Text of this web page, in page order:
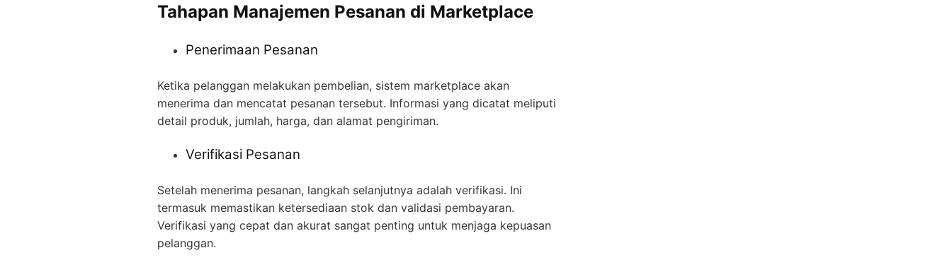
Tahapan Manajemen Pesanan di Marketplace
Penerimaan Pesanan
Ketika pelanggan melakukan pembelian, sistem marketplace akan
menerima dan mencatat pesanan tersebut. Informasi yang dicatat meliputi
detail produk, jumlah, harga, dan alamat pengiriman.
Verifikasi Pesanan
Setelah menerima pesanan, langkah selanjutnya adalah verifikasi. Ini
termasuk memastikan ketersediaan stok dan validasi pembayaran.
Verifikasi yang cepat dan akurat sangat penting untuk menjaga kepuasan
pelanggan.